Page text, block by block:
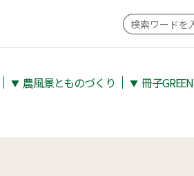
▼ 農⾵景とものづくり ▼ 冊子GREEN